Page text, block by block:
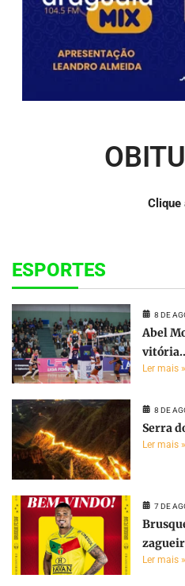
Clique
ESPORTES
8 DE
Abel
Ler mais »
8 DE
Serra
Ler mais »
7 DE
Ler mais »